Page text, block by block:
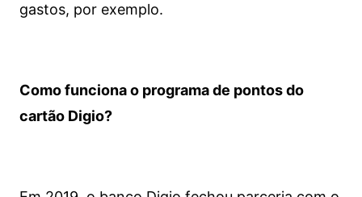
gastos, por exemplo.
Como funciona o programa de pontos do
cartão Digio?